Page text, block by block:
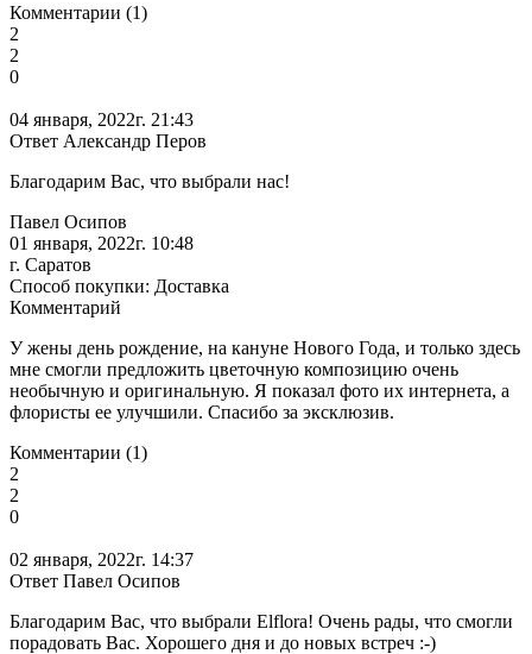
Комментарии (1)
2
2
0
04 января, 2022г. 21:43
Ответ Александр Перов
Благодарим Вас, что выбрали нас!
Павел Осипов
01 января, 2022г. 10:48
г. Саратов
Способ покупки: Доставка
Комментарий
У жены день рождение, на кануне Нового Года, и только здесь
мне смогли предложить цветочную композицию очень
необычную и оригинальную. Я показал фото их интернета, а
флористы ее улучшили. Спасибо за эксклюзив.
Комментарии (1)
2
2
0
02 января, 2022г. 14:37
Ответ Павел Осипов
Благодарим Вас, что выбрали Elflora! Очень рады, что смогли
порадовать Вас. Хорошего дня и до новых встреч :-)